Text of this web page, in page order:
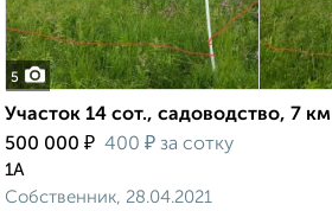
5
Участок 14 сот., садоводство, 7
500 000 ₽ 400 ₽ за сотку
1А
Собственник, 28.04.2021